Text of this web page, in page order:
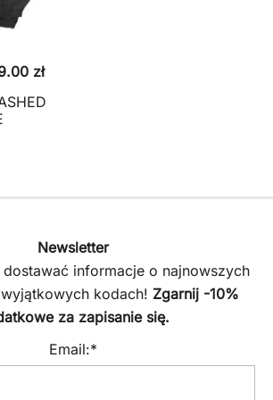
złAktualna
cena
Newsletter
informacje o najnowszych
kodach! Zgarnij -10%
za zapisanie się.
Email:*